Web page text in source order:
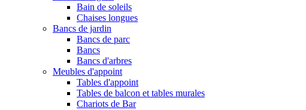
Bain de soleils
Chaises longues
Bancs de jardin
Bancs de parc
Bancs
Bancs d'arbres
Meubles d'appoint
Tables d'appoint
Tables de balcon et tables murales
Chariots de Bar